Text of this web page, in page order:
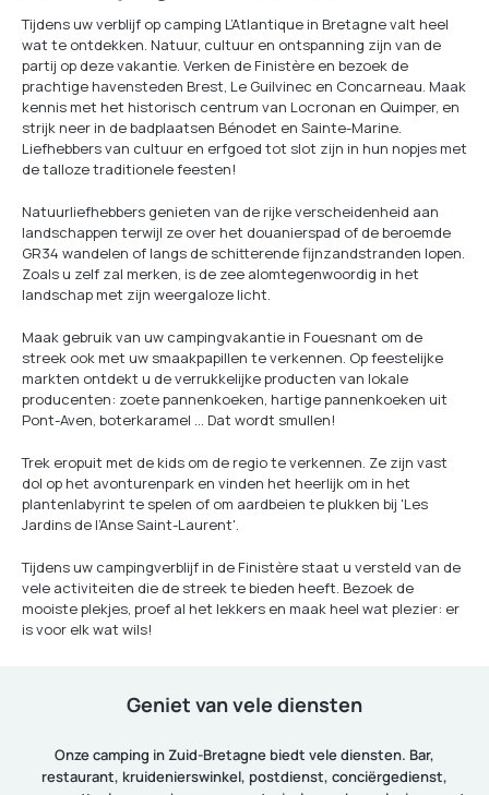
Tijdens uw verblijf op camping L’Atlantique in Bretagne valt heel
wat te ontdekken. Natuur, cultuur en ontspanning zijn van de
partij op deze vakantie. Verken de Finistère en bezoek de
prachtige havensteden Brest, Le Guilvinec en Concarneau. Maak
kennis met het historisch centrum van Locronan en Quimper, en
strijk neer in de badplaatsen Bénodet en Sainte-Marine.
Liefhebbers van cultuur en erfgoed tot slot zijn in hun nopjes met
de talloze traditionele feesten!
Natuurliefhebbers genieten van de rijke verscheidenheid aan
landschappen terwijl ze over het douanierspad of de beroemde
GR34 wandelen of langs de schitterende fijnzandstranden lopen.
Zoals u zelf zal merken, is de zee alomtegenwoordig in het
landschap met zijn weergaloze licht.
Maak gebruik van uw campingvakantie in Fouesnant om de
streek ook met uw smaakpapillen te verkennen. Op feestelijke
markten ontdekt u de verrukkelijke producten van lokale
producenten: zoete pannenkoeken, hartige pannenkoeken uit
Pont-Aven, boterkaramel … Dat wordt smullen!
Trek eropuit met de kids om de regio te verkennen. Ze zijn vast
dol op het avonturenpark en vinden het heerlijk om in het
plantenlabyrint te spelen of om aardbeien te plukken bij 'Les
Jardins de l’Anse Saint-Laurent'.
Tijdens uw campingverblijf in de Finistère staat u versteld van de
vele activiteiten die de streek te bieden heeft. Bezoek de
mooiste plekjes, proef al het lekkers en maak heel wat plezier: er
is voor elk wat wils!
Geniet van vele diensten
Onze camping in Zuid-Bretagne biedt vele diensten. Bar,
restaurant, kruidenierswinkel, postdienst, conciërgedienst,